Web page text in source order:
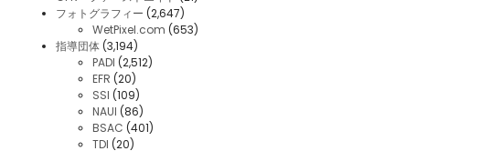
フォトグラフィー (2,647)
WetPixel.com (653)
指導団体 (3,194)
PADI (2,512)
EFR (20)
SSI (109)
NAUI (86)
BSAC (401)
TDI (20)